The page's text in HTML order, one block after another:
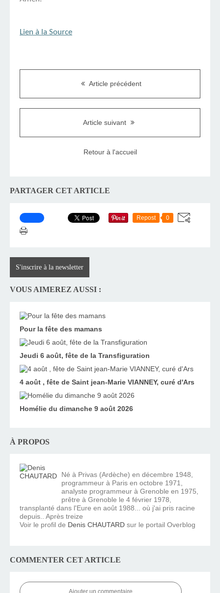
Lien à la Source
Article précédent
Article suivant
Retour à l'accueil
PARTAGER CET ARTICLE
Repost 0
S'inscrire à la newsletter
VOUS AIMEREZ AUSSI :
Pour la fête des mamans
Jeudi 6 août, fête de la Transfiguration
4 août , fête de Saint jean-Marie VIANNEY, curé d'Ars
Homélie du dimanche 9 août 2026
À PROPOS
Né à Privas (Ardèche) en décembre 1948,
programmeur à Paris en octobre 1971,
analyste programmeur à Grenoble en 1975,
prêtre à Grenoble le 4 février 1978,
transplanté dans l'Eure en août 1988... où j'ai pris racine
depuis.. Après treize
Voir le profil de Denis CHAUTARD sur le portail Overblog
COMMENTER CET ARTICLE